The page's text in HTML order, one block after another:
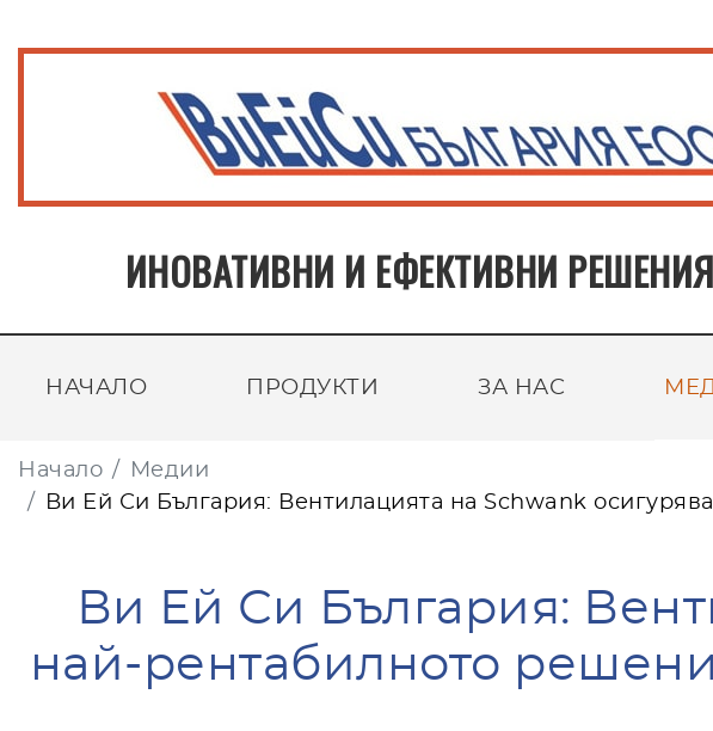
ИНОВАТИВНИ И ЕФЕКТИВНИ
НАЧАЛО ПРОДУКТИ ЗА НАС
Начало
Медии
Ви Ей Си България: Вентилацията на Schwank
Ви Ей Си България:
най-рентабилното